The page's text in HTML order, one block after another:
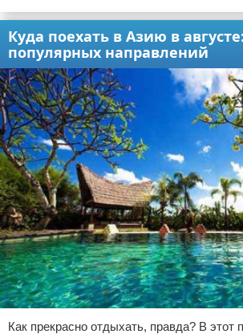
Куда поехать в Азию в
популярных направлений
Как прекрасно отдыхать, правда? В этот